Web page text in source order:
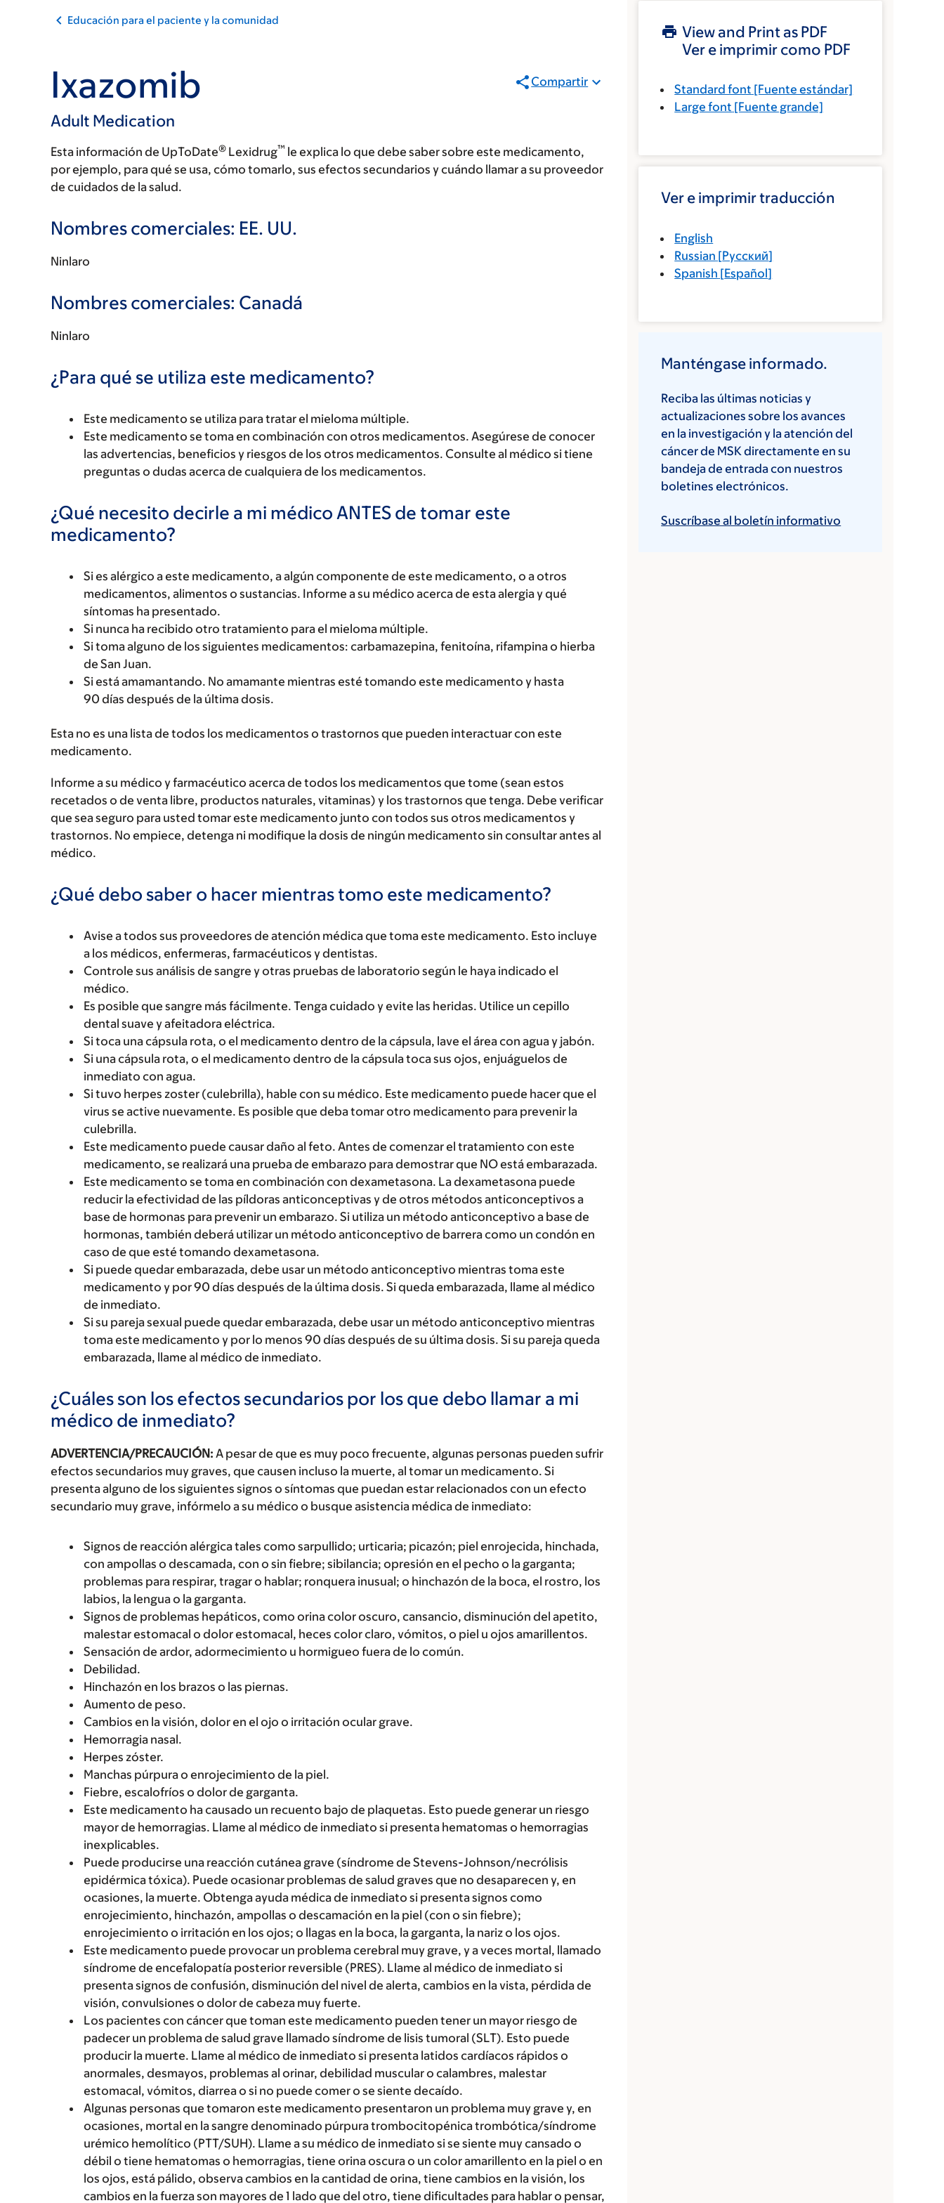
Educación para el paciente y la comunidad
Ixazomib
Adult Medication
Compartir
Esta información de UpToDate® Lexidrug™ le explica lo que debe saber sobre este medicamento,
por ejemplo, para qué se usa, cómo tomarlo, sus efectos secundarios y cuándo llamar a su proveedor
de cuidados de la salud.
Nombres comerciales: EE. UU.
Ninlaro
Nombres comerciales: Canadá
Ninlaro
¿Para qué se utiliza este medicamento?
Este medicamento se utiliza para tratar el mieloma múltiple.
Este medicamento se toma en combinación con otros medicamentos. Asegúrese de conocer
las advertencias, beneficios y riesgos de los otros medicamentos. Consulte al médico si tiene
preguntas o dudas acerca de cualquiera de los medicamentos.
¿Qué necesito decirle a mi médico ANTES de tomar este
medicamento?
Si es alérgico a este medicamento, a algún componente de este medicamento, o a otros
medicamentos, alimentos o sustancias. Informe a su médico acerca de esta alergia y qué
síntomas ha presentado.
Si nunca ha recibido otro tratamiento para el mieloma múltiple.
Si toma alguno de los siguientes medicamentos: carbamazepina, fenitoína, rifampina o hierba
de San Juan.
Si está amamantando. No amamante mientras esté tomando este medicamento y hasta
90 días después de la última dosis.
Esta no es una lista de todos los medicamentos o trastornos que pueden interactuar con este
medicamento.
Informe a su médico y farmacéutico acerca de todos los medicamentos que tome (sean estos
recetados o de venta libre, productos naturales, vitaminas) y los trastornos que tenga. Debe verificar
que sea seguro para usted tomar este medicamento junto con todos sus otros medicamentos y
trastornos. No empiece, detenga ni modifique la dosis de ningún medicamento sin consultar antes al
médico.
¿Qué debo saber o hacer mientras tomo este medicamento?
Avise a todos sus proveedores de atención médica que toma este medicamento. Esto incluye
a los médicos, enfermeras, farmacéuticos y dentistas.
Controle sus análisis de sangre y otras pruebas de laboratorio según le haya indicado el
médico.
Es posible que sangre más fácilmente. Tenga cuidado y evite las heridas. Utilice un cepillo
dental suave y afeitadora eléctrica.
Si toca una cápsula rota, o el medicamento dentro de la cápsula, lave el área con agua y jabón.
Si una cápsula rota, o el medicamento dentro de la cápsula toca sus ojos, enjuáguelos de
inmediato con agua.
Si tuvo herpes zoster (culebrilla), hable con su médico. Este medicamento puede hacer que el
virus se active nuevamente. Es posible que deba tomar otro medicamento para prevenir la
culebrilla.
Este medicamento puede causar daño al feto. Antes de comenzar el tratamiento con este
medicamento, se realizará una prueba de embarazo para demostrar que NO está embarazada.
Este medicamento se toma en combinación con dexametasona. La dexametasona puede
reducir la efectividad de las píldoras anticonceptivas y de otros métodos anticonceptivos a
base de hormonas para prevenir un embarazo. Si utiliza un método anticonceptivo a base de
hormonas, también deberá utilizar un método anticonceptivo de barrera como un condón en
caso de que esté tomando dexametasona.
Si puede quedar embarazada, debe usar un método anticonceptivo mientras toma este
medicamento y por 90 días después de la última dosis. Si queda embarazada, llame al médico
de inmediato.
Si su pareja sexual puede quedar embarazada, debe usar un método anticonceptivo mientras
toma este medicamento y por lo menos 90 días después de su última dosis. Si su pareja queda
embarazada, llame al médico de inmediato.
¿Cuáles son los efectos secundarios por los que debo llamar a mi
médico de inmediato?
ADVERTENCIA/PRECAUCIÓN: A pesar de que es muy poco frecuente, algunas personas pueden sufrir
efectos secundarios muy graves, que causen incluso la muerte, al tomar un medicamento. Si
presenta alguno de los siguientes signos o síntomas que puedan estar relacionados con un efecto
secundario muy grave, infórmelo a su médico o busque asistencia médica de inmediato:
Signos de reacción alérgica tales como sarpullido; urticaria; picazón; piel enrojecida, hinchada,
con ampollas o descamada, con o sin fiebre; sibilancia; opresión en el pecho o la garganta;
problemas para respirar, tragar o hablar; ronquera inusual; o hinchazón de la boca, el rostro, los
labios, la lengua o la garganta.
Signos de problemas hepáticos, como orina color oscuro, cansancio, disminución del apetito,
malestar estomacal o dolor estomacal, heces color claro, vómitos, o piel u ojos amarillentos.
Sensación de ardor, adormecimiento u hormigueo fuera de lo común.
Debilidad.
Hinchazón en los brazos o las piernas.
Aumento de peso.
Cambios en la visión, dolor en el ojo o irritación ocular grave.
Hemorragia nasal.
Herpes zóster.
Manchas púrpura o enrojecimiento de la piel.
Fiebre, escalofríos o dolor de garganta.
Este medicamento ha causado un recuento bajo de plaquetas. Esto puede generar un riesgo
mayor de hemorragias. Llame al médico de inmediato si presenta hematomas o hemorragias
inexplicables.
Puede producirse una reacción cutánea grave (síndrome de Stevens-Johnson/necrólisis
epidérmica tóxica). Puede ocasionar problemas de salud graves que no desaparecen y, en
ocasiones, la muerte. Obtenga ayuda médica de inmediato si presenta signos como
enrojecimiento, hinchazón, ampollas o descamación en la piel (con o sin fiebre);
enrojecimiento o irritación en los ojos; o llagas en la boca, la garganta, la nariz o los ojos.
Este medicamento puede provocar un problema cerebral muy grave, y a veces mortal, llamado
síndrome de encefalopatía posterior reversible (PRES). Llame al médico de inmediato si
presenta signos de confusión, disminución del nivel de alerta, cambios en la vista, pérdida de
visión, convulsiones o dolor de cabeza muy fuerte.
Los pacientes con cáncer que toman este medicamento pueden tener un mayor riesgo de
padecer un problema de salud grave llamado síndrome de lisis tumoral (SLT). Esto puede
producir la muerte. Llame al médico de inmediato si presenta latidos cardíacos rápidos o
anormales, desmayos, problemas al orinar, debilidad muscular o calambres, malestar
estomacal, vómitos, diarrea o si no puede comer o se siente decaído.
Algunas personas que tomaron este medicamento presentaron un problema muy grave y, en
ocasiones, mortal en la sangre denominado púrpura trombocitopénica trombótica/síndrome
urémico hemolítico (PTT/SUH). Llame a su médico de inmediato si se siente muy cansado o
débil o tiene hematomas o hemorragias, tiene orina oscura o un color amarillento en la piel o en
los ojos, está pálido, observa cambios en la cantidad de orina, tiene cambios en la visión, los
cambios en la fuerza son mayores de 1 lado que del otro, tiene dificultades para hablar o pensar,
View and Print as PDF
Ver e imprimir como PDF
Standard font [Fuente estándar]
Large font [Fuente grande]
Ver e imprimir traducción
English
Russian [Русский]
Spanish [Español]
Manténgase informado.
Reciba las últimas noticias y
actualizaciones sobre los avances
en la investigación y la atención del
cáncer de MSK directamente en su
bandeja de entrada con nuestros
boletines electrónicos.
Suscríbase al boletín informativo